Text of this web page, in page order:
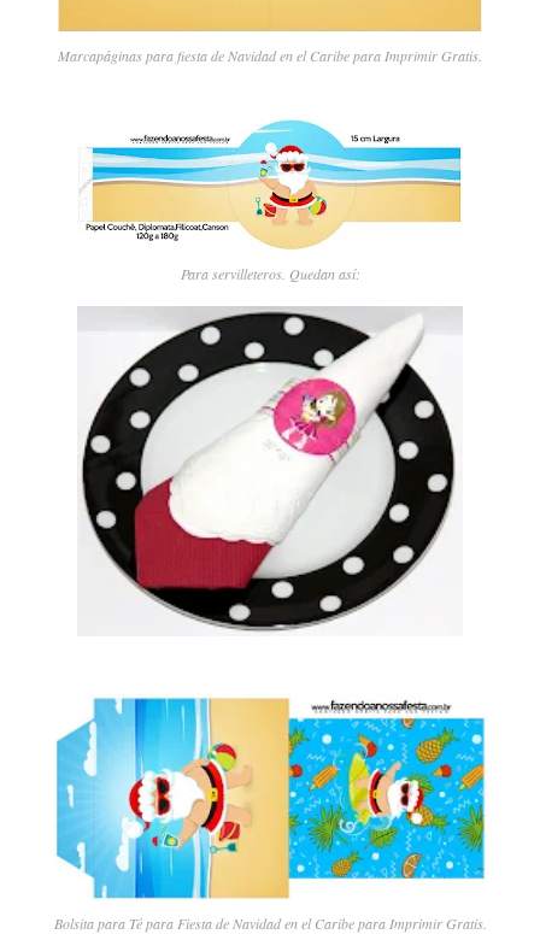
Marcapáginas para fiesta de Navidad en el Caribe para Imprimir Gratis.
Para servilleteros. Quedan así:
Bolsita para Té para Fiesta de Navidad en el Caribe para Imprimir Gratis.